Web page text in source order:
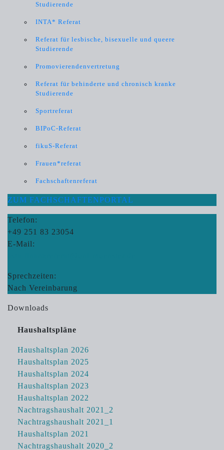
Studierende
INTA* Referat
Referat für lesbische, bisexuelle und queere
Studierende
Promovierendenvertretung
Referat für behinderte und chronisch kranke
Studierende
Sportreferat
BIPoC-Referat
fikuS-Referat
Frauen*referat
Fachschaftenreferat
ZUM FACHSCHAFTEN­PORTAL
Telefon:
+49 251 83 23054
E-Mail:
Sprechzeiten:
Nach Vereinbarung
Downloads
Haushaltspläne
Haushaltsplan 2026
Haushaltsplan 2025
Haushaltsplan 2024
Haushaltsplan 2023
Haushaltsplan 2022
Nachtragshaushalt 2021_2
Nachtragshaushalt 2021_1
Haushaltsplan 2021
Nachtragshaushalt 2020_2